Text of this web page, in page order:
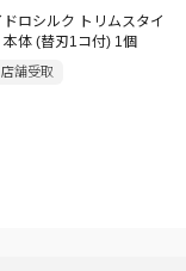
ロシルク トリムスタイ
本体 (替刃1コ付) 1個
舗受取